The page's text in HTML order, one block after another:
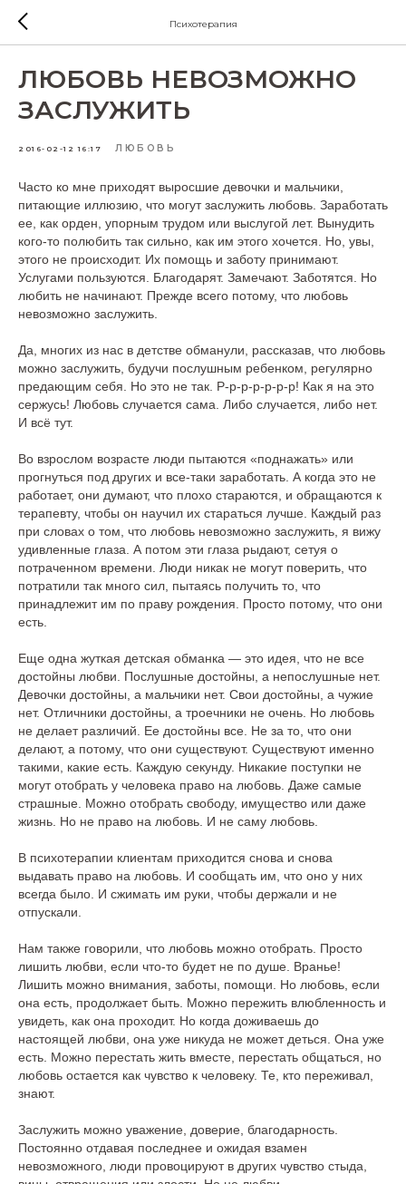
Психотерапия
ЛЮБОВЬ НЕВОЗМОЖНО
ЗАСЛУЖИТЬ
2016-02-12 16:17 ЛЮБОВЬ
Часто ко мне приходят выросшие девочки и мальчики,
питающие иллюзию, что могут заслужить любовь. Заработать
ее, как орден, упорным трудом или выслугой лет. Вынудить
кого-то полюбить так сильно, как им этого хочется. Но, увы,
этого не происходит. Их помощь и заботу принимают.
Услугами пользуются. Благодарят. Замечают. Заботятся. Но
любить не начинают. Прежде всего потому, что любовь
невозможно заслужить.
Да, многих из нас в детстве обманули, рассказав, что любовь
можно заслужить, будучи послушным ребенком, регулярно
предающим себя. Но это не так. Р-р-р-р-р-р-р! Как я на это
сержусь! Любовь случается сама. Либо случается, либо нет.
И всё тут.
Во взрослом возрасте люди пытаются «поднажать» или
прогнуться под других и все-таки заработать. А когда это не
работает, они думают, что плохо стараются, и обращаются к
терапевту, чтобы он научил их стараться лучше. Каждый раз
при словах о том, что любовь невозможно заслужить, я вижу
удивленные глаза. А потом эти глаза рыдают, сетуя о
потраченном времени. Люди никак не могут поверить, что
потратили так много сил, пытаясь получить то, что
принадлежит им по праву рождения. Просто потому, что они
есть.
Еще одна жуткая детская обманка — это идея, что не все
достойны любви. Послушные достойны, а непослушные нет.
Девочки достойны, а мальчики нет. Свои достойны, а чужие
нет. Отличники достойны, а троечники не очень. Но любовь
не делает различий. Ее достойны все. Не за то, что они
делают, а потому, что они существуют. Существуют именно
такими, какие есть. Каждую секунду. Никакие поступки не
могут отобрать у человека право на любовь. Даже самые
страшные. Можно отобрать свободу, имущество или даже
жизнь. Но не право на любовь. И не саму любовь.
В психотерапии клиентам приходится снова и снова
выдавать право на любовь. И сообщать им, что оно у них
всегда было. И сжимать им руки, чтобы держали и не
отпускали.
Нам также говорили, что любовь можно отобрать. Просто
лишить любви, если что-то будет не по душе. Вранье!
Лишить можно внимания, заботы, помощи. Но любовь, если
она есть, продолжает быть. Можно пережить влюбленность и
увидеть, как она проходит. Но когда доживаешь до
настоящей любви, она уже никуда не может деться. Она уже
есть. Можно перестать жить вместе, перестать общаться, но
любовь остается как чувство к человеку. Те, кто переживал,
знают.
Заслужить можно уважение, доверие, благодарность.
Постоянно отдавая последнее и ожидая взамен
невозможного, люди провоцируют в других чувство стыда,